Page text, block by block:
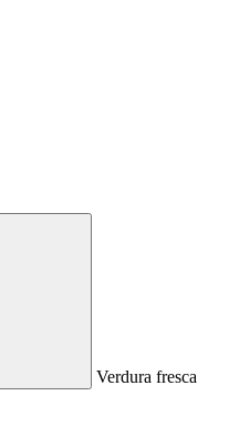
Verdura fresca